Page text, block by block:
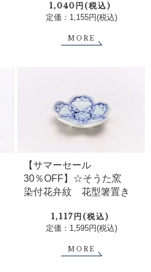
1,040円(税込)
定価：1,155円(税込)
MORE
【サマーセール
30％OFF】☆そうた窯
染付花弁紋 花型箸置き
1,117円(税込)
定価：1,595円(税込)
MORE